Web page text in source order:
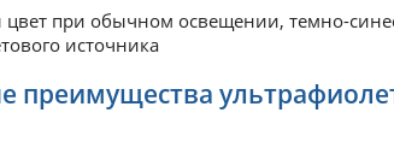
при обычном освещении, темно-
источника
преимущества